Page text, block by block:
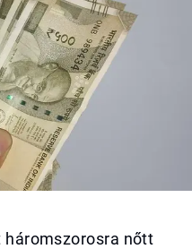
háromszorosra nőtt